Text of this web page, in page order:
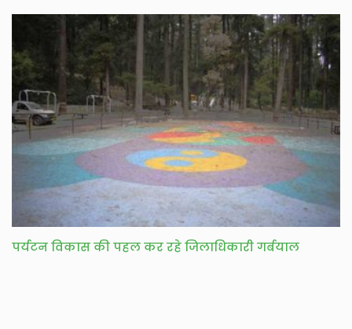
पर्यटन विकास की पहल कर रहे जिलाधिकारी गर्बयाल